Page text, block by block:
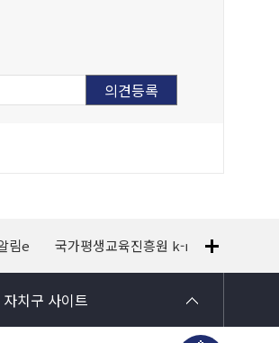
림e 국가평생교육진흥원 k-mooc
치구 사이트